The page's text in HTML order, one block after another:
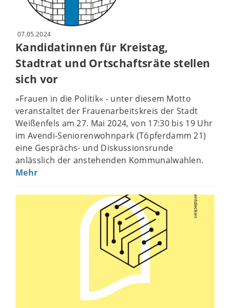
07.05.2024
Kandidatinnen für Kreistag,
Stadtrat und Ortschaftsräte stellen
sich vor
»Frauen in die Politik« - unter diesem Motto
veranstaltet der Frauenarbeitskreis der Stadt
Weißenfels am 27. Mai 2024, von 17:30 bis 19 Uhr
im Avendi-Seniorenwohnpark (Töpferdamm 21)
eine Gesprächs- und Diskussionsrunde
anlässlich der anstehenden Kommunalwahlen.
Mehr